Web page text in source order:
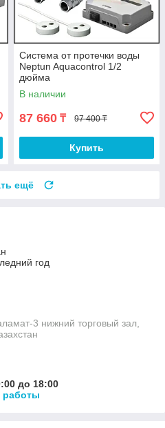
Система от протечки воды
Neptun Aquacontrol 1/2
дюйма
В наличии
87 660 ₸ 97 400 ₸
Купить
ещё
год
3 нижний торговый зал,
до 18:00
работы